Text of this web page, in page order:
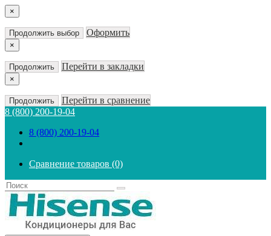
×
Продолжить выбор Оформить
×
Продолжить Перейти в закладки
×
Продолжить
Перейти в сравнение
8 (800) 200-19-04
8 (800) 200-19-04
Сравнение товаров (0)